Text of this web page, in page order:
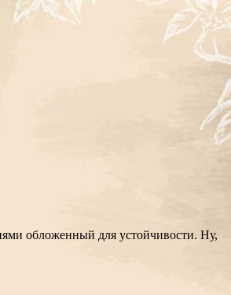
обложенный для устойчивости. Ну,